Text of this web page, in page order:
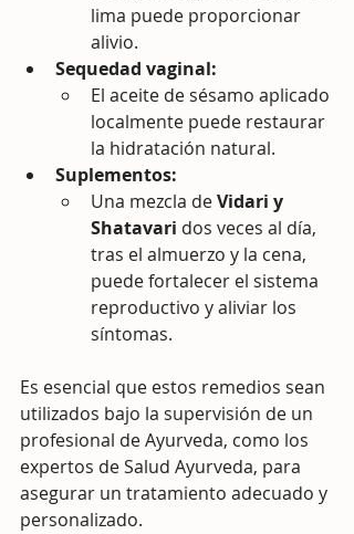
lima puede proporcionar
alivio.
Sequedad vaginal:
El aceite de sésamo aplicado
localmente puede restaurar
la hidratación natural.
Suplementos:
Una mezcla de Vidari y
Shatavari dos veces al día,
tras el almuerzo y la cena,
puede fortalecer el sistema
reproductivo y aliviar los
síntomas.
Es esencial que estos remedios sean
utilizados bajo la supervisión de un
profesional de Ayurveda, como los
expertos de Salud Ayurveda, para
asegurar un tratamiento adecuado y
personalizado.